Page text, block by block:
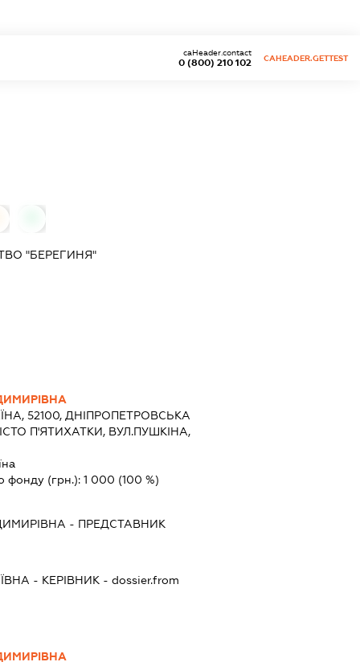
0 (800) 210 102
caHeader.contact
CAHEADER.GETTEST
"БЕРЕГИНЯ"
52100, ДНІПРОПЕТРОВСЬКА
П'ЯТИХАТКИ, ВУЛ.ПУШКІНА,
фонду (грн.): 1 000 (100 %)
- ПРЕДСТАВНИК
- КЕРІВНИК - dossier.from